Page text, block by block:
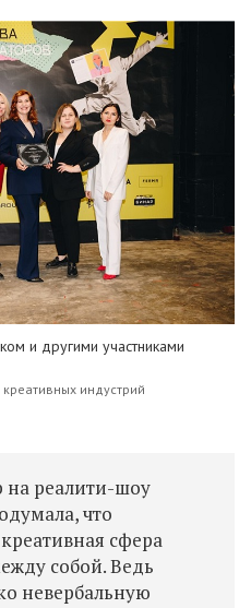
и другими участниками
индустрий
на реалити-шоу
что
сфера
собой. Ведь
невербальную